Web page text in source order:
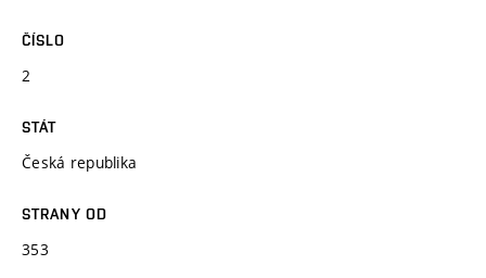
ČÍSLO
2
STÁT
Česká republika
STRANY OD
353